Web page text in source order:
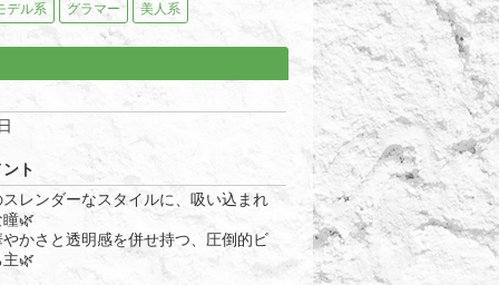
デル系 グラマー 美人系
ト
レンダーなスタイルに、吸い込まれ
🌿
かさと透明感を併せ持つ、圧倒的ビ
🌿